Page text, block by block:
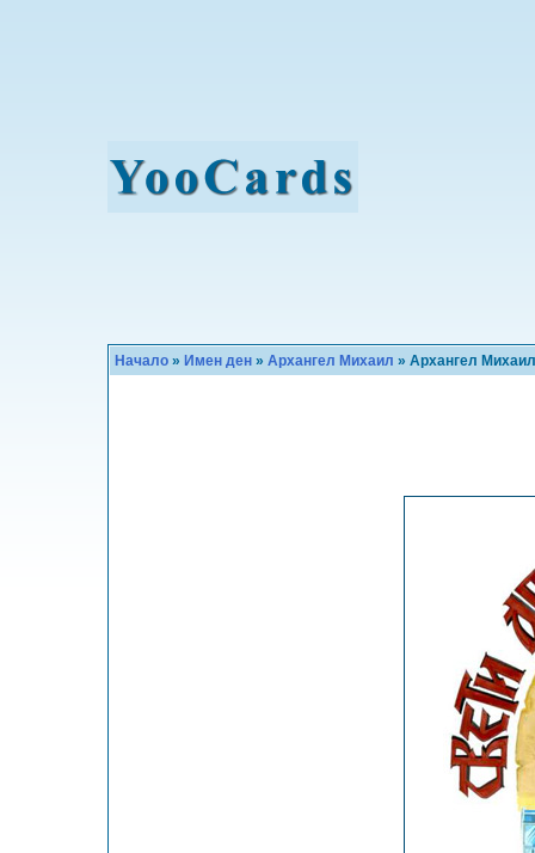
Начало » Имен ден » Архангел Михаил » Архангел Михаил